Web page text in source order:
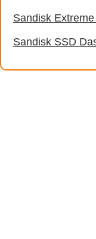
Sandisk
Sandisk SSD